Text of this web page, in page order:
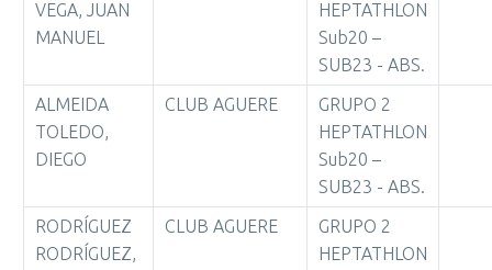
VEGA, JUAN
MANUEL
HEPTATHLON
Sub20 –
SUB23 - ABS.
ALMEIDA
TOLEDO,
DIEGO
CLUB AGUERE
GRUPO 2
HEPTATHLON
Sub20 –
SUB23 - ABS.
RODRÍGUEZ
RODRÍGUEZ,
CLUB AGUERE
GRUPO 2
HEPTATHLON